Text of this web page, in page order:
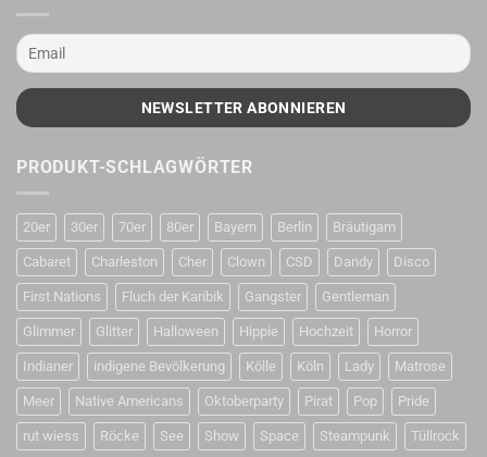
PRODUKT-SCHLAGWÖRTER
20er 30er 70er 80er Bayern Berlin Bräutigam
Cabaret Charleston Cher Clown CSD Dandy Disco
First Nations Fluch der Karibik Gangster Gentleman
Glimmer Glitter Halloween Hippie Hochzeit Horror
Indianer indigene Bevölkerung Kölle Köln Lady Matrose
Meer Native Americans Oktoberparty Pirat Pop Pride
rut wiess Röcke See Show Space Steampunk Tüllrock